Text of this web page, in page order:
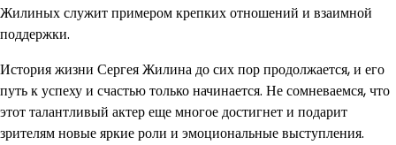
Жилиных служит примером крепких отношений и взаимной
поддержки.
История жизни Сергея Жилина до сих пор продолжается, и его
путь к успеху и счастью только начинается. Не сомневаемся, что
этот талантливый актер еще многое достигнет и подарит
зрителям новые яркие роли и эмоциональные выступления.